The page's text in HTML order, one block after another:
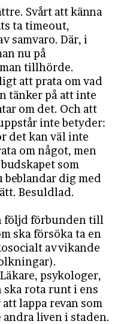
Svårt att känna
ta timeout,
samvaro. Där, i
nu på
tillhörde.
att prata om vad
tänker på att inte
om det. Och att
inte betyder:
det kan väl inte
om något, men
som
beblandar dig med
Besuldlad.
följd förbunden till
ska försöka ta en
avvikande
psykologer,
ska rota runt i ens
lappa revan som
liven i staden.